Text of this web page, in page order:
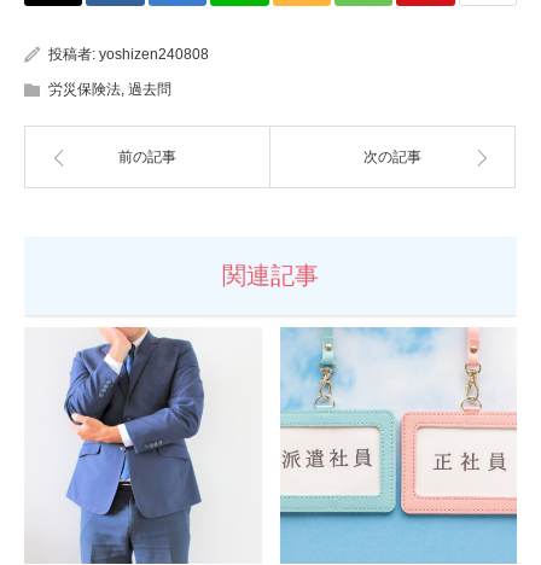
投稿者: yoshizen240808
労災保険法, 過去問
前の記事 次の記事
関連記事